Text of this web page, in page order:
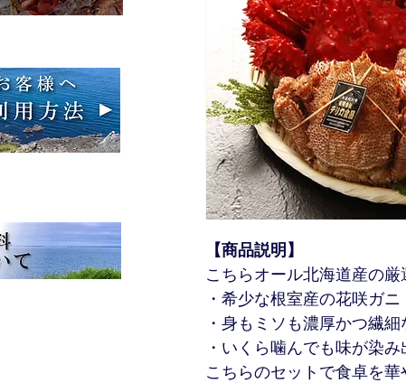
【商品説明】
こちらオール北海道産の厳
・希少な根室産の花咲ガニ
・身もミソも濃厚かつ繊細
・いくら噛んでも味が染
こちらのセットで食卓を